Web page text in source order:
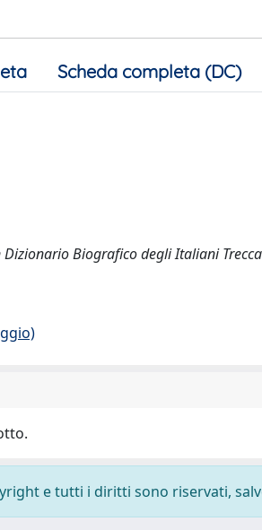
Scheda completa (DC)
Biografico degli Italiani
e tutti i diritti sono riservati,